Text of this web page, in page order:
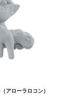
アローラロコン）